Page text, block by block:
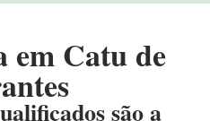
Catu de
são a